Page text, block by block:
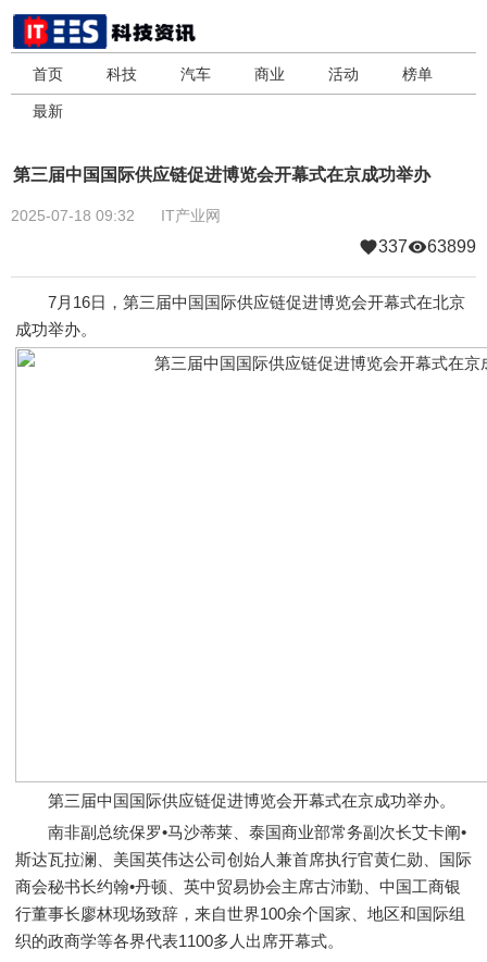
首页 科技 汽车 商业 活动 榜单
最新
第三届中国国际供应链促进博览会开幕式在京成功举办
2025-07-18 09:32 IT产业网
337 63899
7月16日，第三届中国国际供应链促进博览会开幕式在北京
成功举办。
第三届中国国际供应链促进博览会开幕式在京成功举办。
南非副总统保罗•马沙蒂莱、泰国商业部常务副次长艾卡阐•
斯达瓦拉澜、美国英伟达公司创始人兼首席执行官黄仁勋、国际
商会秘书长约翰•丹顿、英中贸易协会主席古沛勤、中国工商银
行董事长廖林现场致辞，来自世界100余个国家、地区和国际组
织的政商学等各界代表1100多人出席开幕式。